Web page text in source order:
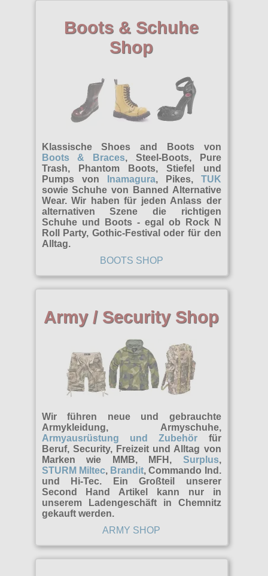
Warrior Clothing
Boots & Schuhe
Shop
Klassische Shoes and Boots von
Boots & Braces, Steel-Boots, Pure
Trash, Phantom Boots, Stiefel und
Pumps von
Inamagura, Pikes, TUK
sowie Schuhe von Banned Alternative
Wear. Wir haben für jeden Anlass der
alternativen Szene die richtigen
Schuhe und Boots - egal ob Rock N
Roll Party, Gothic-Festival oder für den
Alltag.
BOOTS SHOP
Army / Security Shop
Wir führen neue und gebrauchte
Armykleidung, Armyschuhe,
Armyausrüstung und Zubehör für
Beruf, Security, Freizeit und Alltag von
Marken wie MMB, MFH, Surplus,
STURM Miltec, Brandit, Commando Ind.
und Hi-Tec. Ein Großteil unserer
Second Hand Artikel kann nur in
unserem Ladengeschäft in Chemnitz
gekauft werden.
ARMY SHOP